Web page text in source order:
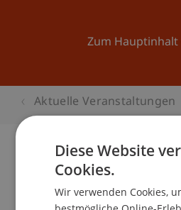
Zum Hauptinhalt
Aktuelle Veranstaltungen
Kinder-Uni
Welt von morgen»
Diese Website
Cookies.
Wir verwenden Cookies,